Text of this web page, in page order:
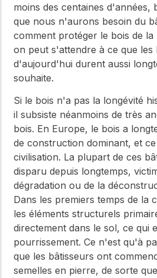
moins des centaines d'années,
que nous n'aurons besoin du
comment protéger le bois de
on peut s'attendre à ce que les
d'aujourd'hui durent aussi
souhaite.
Si le bois n'a pas la longévité
il subsiste néanmoins de très
bois. En Europe, le bois a
de construction dominant, et
civilisation. La plupart de ces
disparu depuis longtemps,
dégradation ou de la
Dans les premiers temps de la
les éléments structurels
directement dans le sol, ce qui
pourrissement. Ce n'est qu'à
que les bâtisseurs ont
semelles en pierre, de sorte